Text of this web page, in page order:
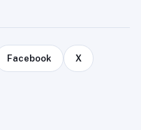
Facebook X